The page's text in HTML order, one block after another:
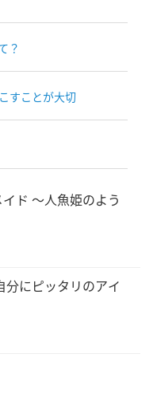
？
すことが大切
ド 〜人魚姫のよう
分にピッタリのアイ